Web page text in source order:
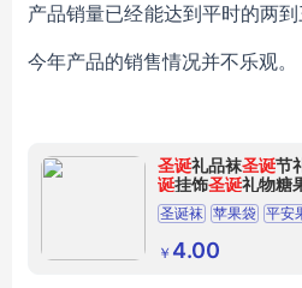
产品销量已经能达到平时的两
今年产品的销售情况并不乐观。
圣诞礼品袜圣诞节
诞挂饰圣诞礼物糖
圣诞袜 苹果袋 平安
￥ 4.00